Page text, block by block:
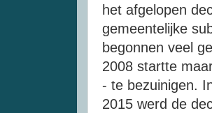
het afgelopen
gemeentelijke
begonnen veel
2008 startte
- te bezuinigen.
2015 werd de